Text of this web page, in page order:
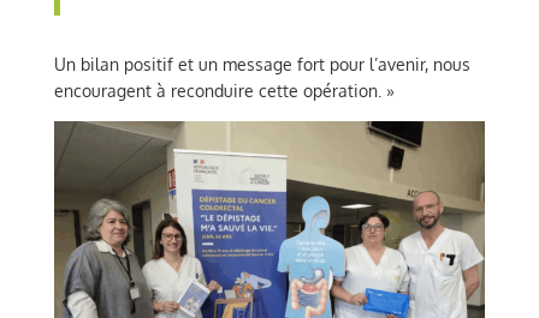
Un bilan positif et un message fort pour l’avenir, nous
encouragent à reconduire cette opération. »